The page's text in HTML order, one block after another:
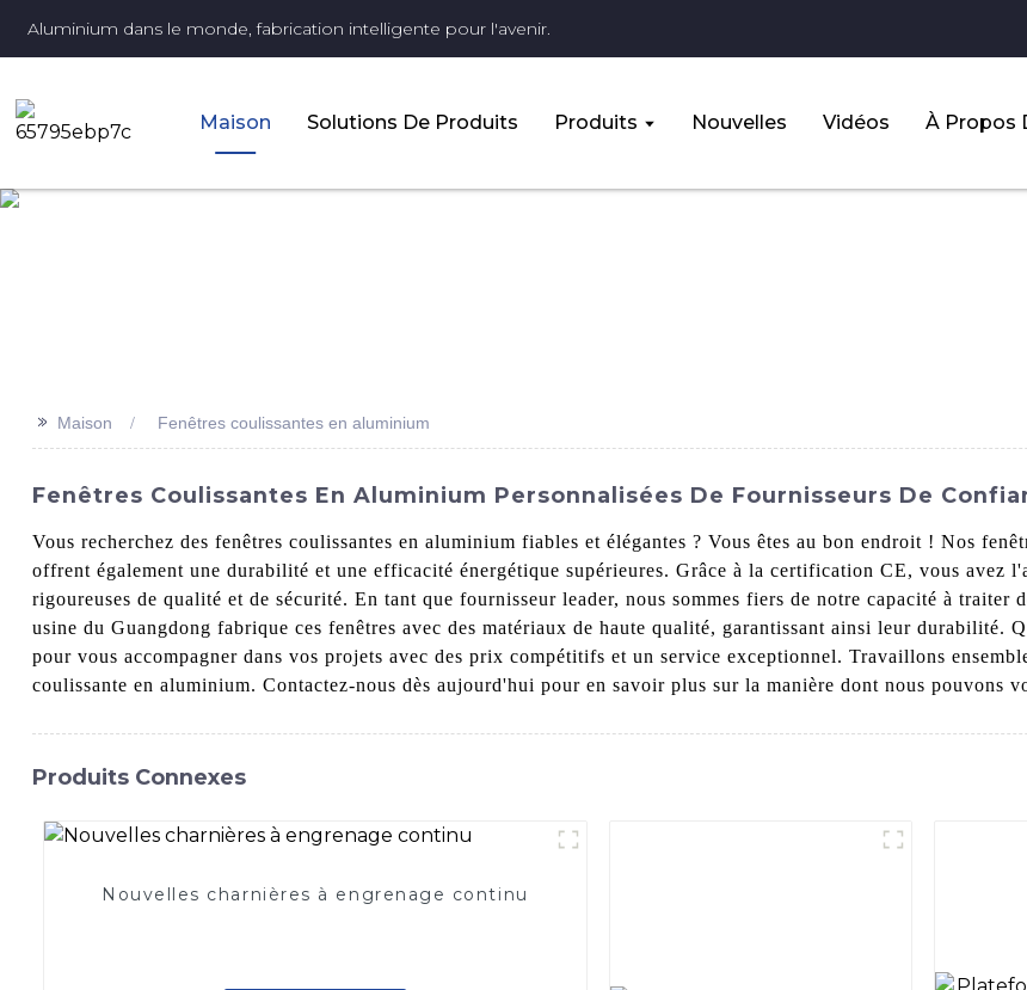
Aluminium dans le monde, fabrication intelligente pour l'avenir.
Maison Solutions De Produits Produits Nouvelles Vidéos À Propos
>> Maison Fenêtres coulissantes en aluminium
Fenêtres Coulissantes En Aluminium Personnalisées De Fournisseurs De
Vous recherchez des fenêtres coulissantes en aluminium fiables et élégantes ? Vous êtes au bon endroit ! Nos
offrent également une durabilité et une efficacité énergétique supérieures. Grâce à la certification CE, vous avez
rigoureuses de qualité et de sécurité. En tant que fournisseur leader, nous sommes fiers de notre capacité à traiter
usine du Guangdong fabrique ces fenêtres avec des matériaux de haute qualité, garantissant ainsi leur durabilité.
pour vous accompagner dans vos projets avec des prix compétitifs et un service exceptionnel. Travaillons
coulissante en aluminium. Contactez-nous dès aujourd'hui pour en savoir plus sur la manière dont nous pouvons
Produits Connexes
Nouvelles charnières à engrenage continu